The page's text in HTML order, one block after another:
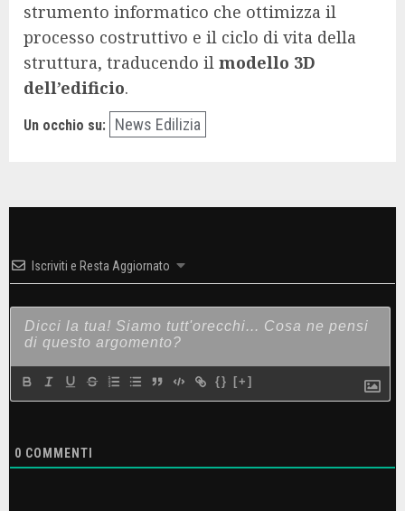
strumento informatico che ottimizza il
processo costruttivo e il ciclo di vita della
struttura, traducendo il modello 3D
dell’edificio.
Un occhio su: News Edilizia
Iscriviti e Resta Aggiornato
{} [+]
0 COMMENTI